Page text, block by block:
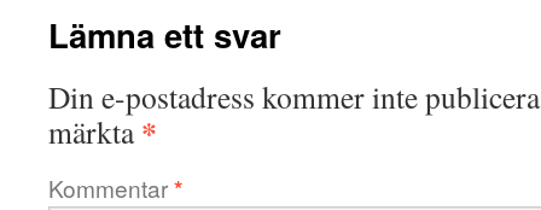
Lämna ett svar
Din e-postadress kommer inte
märkta*
Kommentar*